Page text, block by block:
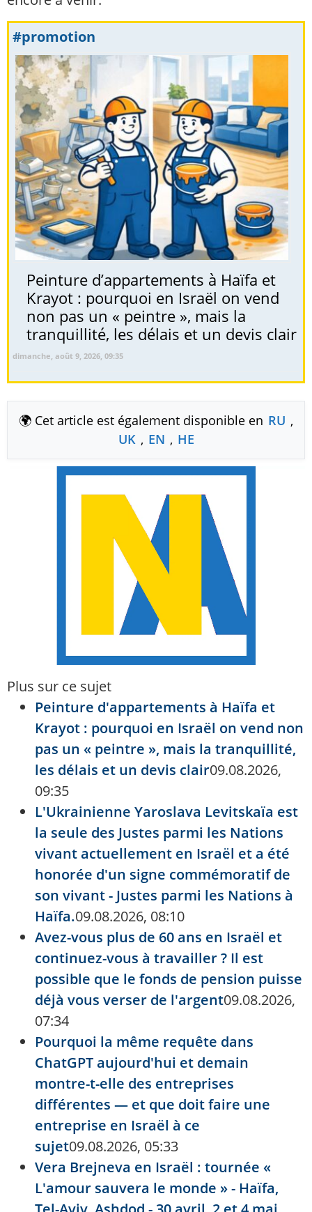
#promotion
Peinture d’appartements à Haïfa et
Krayot : pourquoi en Israël on vend
non pas un « peintre », mais la
tranquillité, les délais et un devis clair
dimanche, août 9, 2026, 09:35
🌍 Cet article est également disponible en RU ,
UK , EN , HE
Plus sur ce sujet
Peinture d'appartements à Haïfa et
Krayot : pourquoi en Israël on vend non
pas un « peintre », mais la tranquillité,
les délais et un devis clair09.08.2026,
09:35
L'Ukrainienne Yaroslava Levitskaïa est
la seule des Justes parmi les Nations
vivant actuellement en Israël et a été
honorée d'un signe commémoratif de
son vivant - Justes parmi les Nations à
Haïfa.09.08.2026, 08:10
Avez-vous plus de 60 ans en Israël et
continuez-vous à travailler ? Il est
possible que le fonds de pension puisse
déjà vous verser de l'argent09.08.2026,
07:34
Pourquoi la même requête dans
ChatGPT aujourd'hui et demain
montre-t-elle des entreprises
différentes — et que doit faire une
entreprise en Israël à ce
sujet09.08.2026, 05:33
Vera Brejneva en Israël : tournée «
L'amour sauvera le monde » - Haïfa,